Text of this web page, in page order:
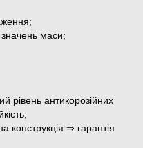
значень маси;
рівень антикорозійних
конструкція ⇒ гарантія